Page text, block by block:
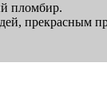
пломбир.
прекрасным